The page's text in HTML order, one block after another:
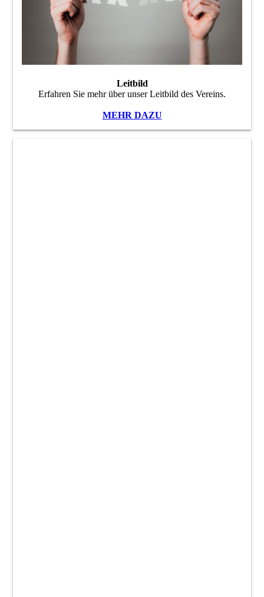
Leitbild
Erfahren Sie mehr über unser Leitbild des Vereins.
MEHR DAZU